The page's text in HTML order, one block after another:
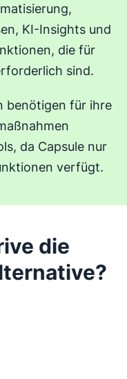
KI-Insights und
die für
sind.
benötigen für ihre
da Capsule nur
verfügt.
die